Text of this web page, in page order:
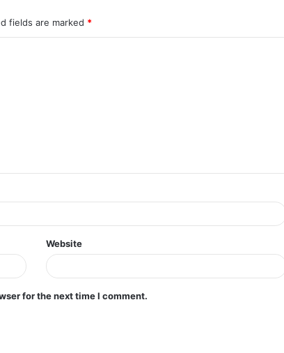
fields are marked *
Website
for the next time I comment.